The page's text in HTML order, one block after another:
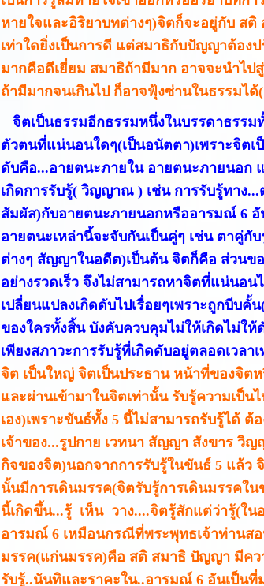
หายใจและอิริยาบทต่างๆ)จิตก็จะอยู่กับ สติ
เท่าใดยิ่งเป็นการดี แต่สมาธิกับปัญญาต้อง
มากคือดีเยี่ยม สมาธิถ้ามีมาก อาจจะนำไป
ถ้ามีมากจนเกินไป ก็อาจฟุ้งซ่านในธรรมไ
จิตเป็นธรรมอีกธรรมหนึ่งในบรรดาธรรม
ตัวตนที่แน่นอนใดๆ(เป็นอนัตตา)เพราะจิตเ
ดับคือ...อายตนะภายใน อายตนะภายนอก
เกิดการรับรู้( วิญญาณ ) เช่น การรับรู้ทาง
สัมผัส)กับอายตนะภายนอกหรืออารมณ์ 6
อายตนะเหล่านี้จะจับกันเป็นคู่ๆ เช่น ตาคู่กั
ต่างๆ สัญญาในอดีต)เป็นต้น จิตก็คือ ส่วนข
อย่างรวดเร็ว จึงไม่สามารถหาจิตที่แน่นอ
เปลี่ยนแปลงเกิดดับไปเรื่อยๆเพราะถูกบีบ
ของใครทั้งสิ้น บังคับควบคุมไม่ให้เกิดไม่ให้
เพียงสภาวะการรับรู้ที่เกิดดับอยู่ตลอดเวลา
จิต เป็นใหญ่ จิตเป็นประธาน หน้าที่ของจิต
และผ่านเข้ามาในจิตเท่านั้น รับรู้ความเป็
เอง)เพราะขันธ์ทั้ง 5 นี้ไม่สามารถรับรู้ได้
เจ้าของ...รูปกาย เวทนา สัญญา สังขาร วิ
กิจของจิต)นอกจากการรับรู้ในขันธ์ 5 แล้ว
นั้นมีการเดินมรรค(จิตรับรู้การเดินมรรคใ
นี้เกิดขึ้น...รู้ เห็น วาง....จิตรู้สักแต่ว่ารู้(ใน
อารมณ์ 6 เหมือนกรณีที่พระพุทธเจ้าท่านส
มรรค(แก่นมรรค)คือ สติ สมาธิ ปัญญา มีคว
รับรู้..นันทิและราคะใน..อารมณ์ 6 อันเป็น